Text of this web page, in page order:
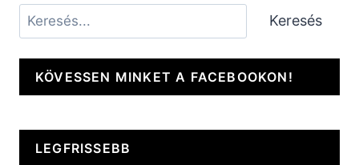
Keresés Keresés
KÖVESSEN MINKET A FACEBOOKON!
LEGFRISSEBB